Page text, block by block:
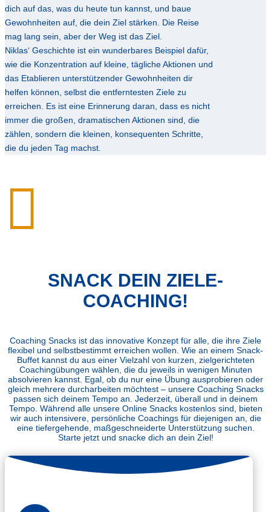
dich auf das, was du heute tun kannst, und baue
Gewohnheiten auf, die dein Ziel stärken. Die Reise
mag lang sein, aber der Weg ist das Ziel.
Niklas‘ Geschichte ist ein wunderbares Beispiel dafür,
wie die Konzentration auf kleine, tägliche Aktionen und
das Etablieren unterstützender Gewohnheiten dir
helfen können, selbst die entferntesten Ziele zu
erreichen. Es ist eine Erinnerung daran, dass es nicht
immer die großen, dramatischen Aktionen sind, die
zählen, sondern die kleinen, konsequenten Schritte,
die du jeden Tag machst.

SNACK DEIN ZIELE-
COACHING!
Coaching Snacks ist das innovative Konzept für alle, die ihre Ziele
flexibel und selbstbestimmt erreichen wollen. Wie an einem Snack-
Buffet kannst du aus einer Vielzahl von kurzen, zielgerichteten
Coachingübungen wählen, die du jeweils in wenigen Minuten
absolvieren kannst. Egal, ob du nur eine Übung ausprobieren oder
gleich mehrere durcharbeiten möchtest – unsere Coaching Snacks
passen sich deinem Tempo an. Jederzeit, überall und in deinem
Tempo. Während alle unsere Online Snacks kostenlos sind, bieten
wir auch intensivere, persönliche Coachings für diejenigen an, die
eine tiefergehende, maßgeschneiderte Unterstützung suchen.
Starte jetzt und snacke dich an dein Ziel!